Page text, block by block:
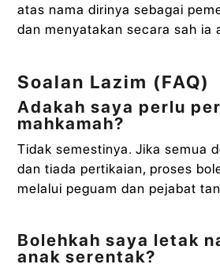
atas nama dirinya sebagai
dan menyatakan secara sah ia
Soalan Lazim (FAQ)
Adakah saya perlu
mahkamah?
Tidak semestinya. Jika semua
dan tiada pertikaian, proses
melalui peguam dan pejabat
Bolehkah saya letak
anak serentak?